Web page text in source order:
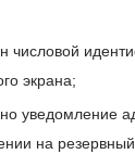
числовой
экрана;
уведомление
на